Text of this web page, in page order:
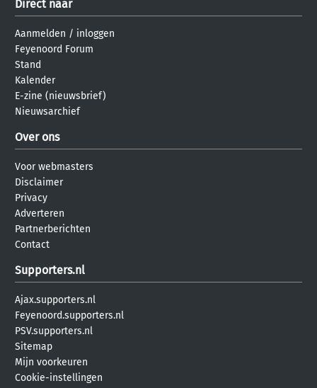
Direct naar
Aanmelden / inloggen
Feyenoord Forum
Stand
Kalender
E-zine (nieuwsbrief)
Nieuwsarchief
Over ons
Voor webmasters
Disclaimer
Privacy
Adverteren
Partnerberichten
Contact
Supporters.nl
Ajax.supporters.nl
Feyenoord.supporters.nl
PSV.supporters.nl
Sitemap
Mijn voorkeuren
Cookie-instellingen